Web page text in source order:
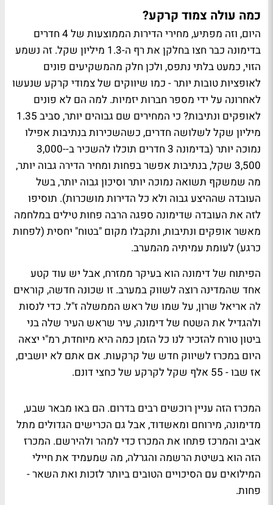
כמה עולה צמוד קרקע?
היום, וזה מפתיע, מחירי הדירות הממוצעות של 4 חדרים
בדימונה כבר חצו בחלקן את רף ה-1.3 מיליון שקל. זה נשמע
הזוי, כמעט בלתי נתפס, ולכן חלק מהמשקיעים פונים
לאופציות טובות יותר - כמו שיווקים של צמודי קרקע שנעשו
לאחרונה על ידי מספר חברות יזמיות. למה הם לא פונים
לאופקים ונתיבות? כי המחירים שם גבוהים יותר, סביב 1.35
מיליון שקל לשלושה חדרים, כשהשכירות בנתיבות אפילו
נמוכה יותר (בדימונה 3 חדרים תוכלו להשכיר ב-3,000-
3,500 שקל, בנתיבות אפשר בפחות ומחיר הדירה גבוה יותר,
מה שמשקף תשואה נמוכה יותר וסיכון גבוה יותר, בשל
העובדה שההיצע גבוה ולא כל הדירות מושכרות). תוסיפו
לזה את העובדה שדימונה ספגה הרבה פחות טילים במלחמה
מאשר אופקים ונתיבות, ותקבלו מקום "בטוח" יחסית (לפחות
כרגע) לעומת עמיתיה מהמערב.
הפיתוח של דימונה הוא בעיקר ממזרח, אבל יש עוד קטע
אחד שהמדינה רוצה לשווק במערב. זו שכונה חדשה, קוראים
לה אריאל שרון, על שמו של ראש הממשלה ז"ל. כדי לנסות
ולהגדיל את השטח של דימונה, עיר שראש העיר שלה בני
ביטון טורח להזכיר לנו כל הזמן כמה היא מיוחדת, רמ"י יצאה
היום במכרז לשיווק חדש של קרקעות. אם אתם לא יושבים,
אז שבו - 55 אלף שקל לקרקע של כחצי דונם.
המכרז הזה עניין רוכשים רבים בדרום. הם באו מבאר שבע,
מדימונה, מירוחם ומאשדוד, אבל גם הכרישים הגדולים מתל
אביב והמרכז פתחו את המכרז כדי למהר ולהירשם. המכרז
הזה הוא בשיטת הרשמה והגרלה, מה שמעמיד את חיילי
המילואים עם הסיכויים הטובים ביותר לזכות ואת השאר -
פחות.